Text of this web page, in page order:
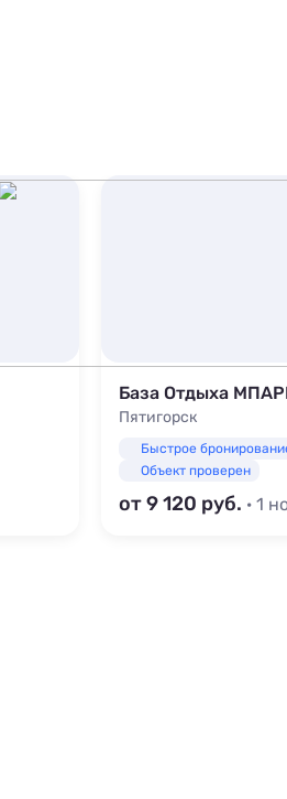
База Отдыха
Пятигорск
Быстрое
Объект проверен
от 9 120 · 1